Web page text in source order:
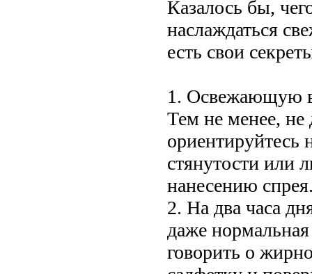
Казалось бы,
наслаждаться
есть свои
1. Освежающую
Тем не менее, не
ориентируйтесь
стянутости или
нанесению
2. На два часа
даже
говорить о